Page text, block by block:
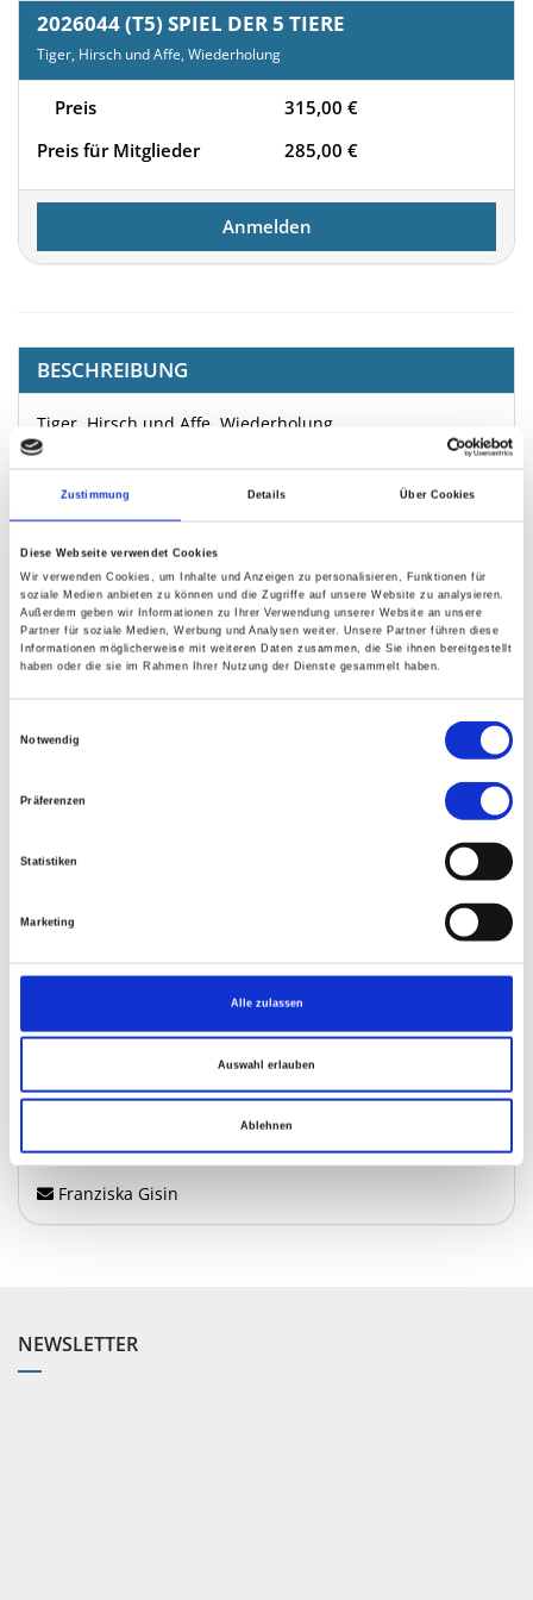
Zustimmung Details Über Cookies
Diese Webseite verwendet Cookies
Wir verwenden Cookies, um Inhalte und Anzeigen zu personalisieren, Funktionen für
soziale Medien anbieten zu können und die Zugriffe auf unsere Website zu analysieren.
Außerdem geben wir Informationen zu Ihrer Verwendung unserer Website an unsere
Partner für soziale Medien, Werbung und Analysen weiter. Unsere Partner führen diese
Informationen möglicherweise mit weiteren Daten zusammen, die Sie ihnen bereitgestellt
haben oder die sie im Rahmen Ihrer Nutzung der Dienste gesammelt haben.
Notwendig
Präferenzen
Statistiken
Marketing
Alle zulassen
Auswahl erlauben
Ablehnen
2026044 (T5) SPIEL DER 5 TIERE
Tiger, Hirsch und Affe, Wiederholung
Preis 315,00 €
Preis für Mitglieder
285,00 €
Anmelden
BESCHREIBUNG
Tiger, Hirsch und Affe, Wiederholung
Grundausbildungsprogramms der Medizinischen
Gesellschaft für Qigong Yangsheng e.V. anerkannt.
WO
29640 Schneverdingen
Bis20.09.2026
Kurszeiten: 1. Kurstag: 9-12:30 und 15-18:30 Uhr, 2.
Kurstag: 9-12:00 und 15-18:00 Uhr, 3. Kurstag: 9-13 Uhr
Franziska Gisin
NEWSLETTER